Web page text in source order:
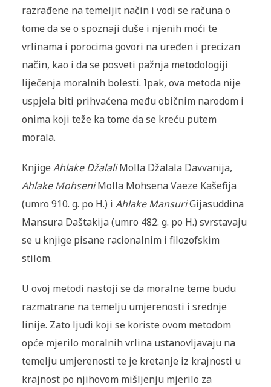
razrađene na temeljit način i vodi se računa o
tome da se o spoznaji duše i njenih moći te
vrlinama i porocima govori na uređen i precizan
način, kao i da se posveti pažnja metodologiji
liječenja moralnih bolesti. Ipak, ova metoda nije
uspjela biti prihvaćena među običnim narodom i
onima koji teže ka tome da se kreću putem
morala.
Knjige Ahlake DžalaliMolla Džalala Davvanija,
Ahlake MohseniMolla Mohsena Vaeze Kašefija
(umro 910. g. po H.) i Ahlake MansuriGijasuddina
Mansura Daštakija (umro 482. g. po H.) svrstavaju
se u knjige pisane racionalnim i filozofskim
stilom.
U ovoj metodi nastoji se da moralne teme budu
razmatrane na temelju umjerenosti i srednje
linije. Zato ljudi koji se koriste ovom metodom
opće mjerilo moralnih vrlina ustanovljavaju na
temelju umjerenosti te je kretanje iz krajnosti u
krajnost po njihovom mišljenju mjerilo za